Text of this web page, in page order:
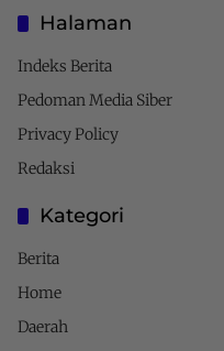
Halaman
Indeks Berita
Pedoman Media Siber
Privacy Policy
Redaksi
Kategori
Berita
Home
Daerah